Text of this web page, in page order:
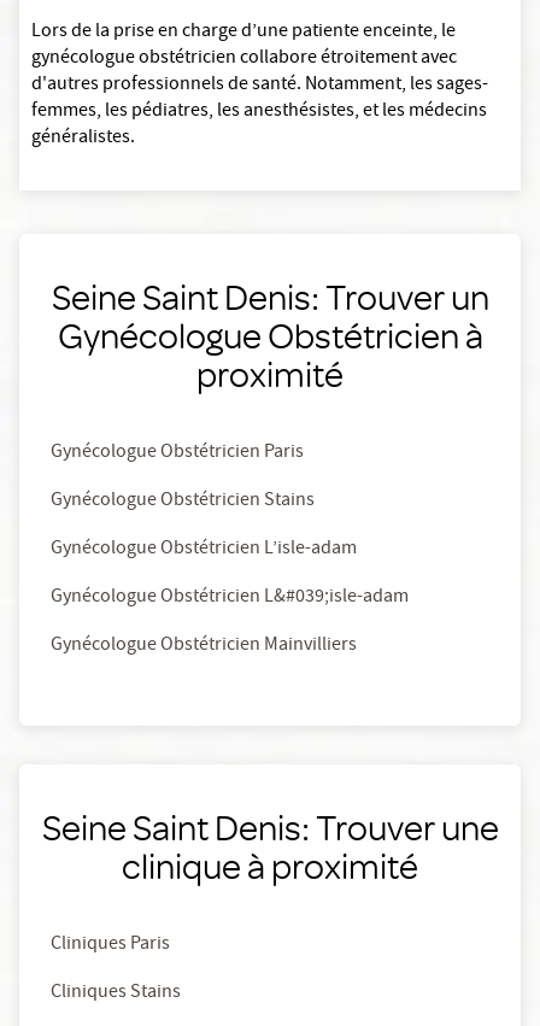
Lors de la prise en charge d’une patiente enceinte, le
gynécologue obstétricien collabore étroitement avec
d'autres professionnels de santé. Notamment, les sages-
femmes, les pédiatres, les anesthésistes, et les médecins
généralistes.
Seine Saint Denis: Trouver un
Gynécologue Obstétricien à
proximité
Gynécologue Obstétricien Paris
Gynécologue Obstétricien Stains
Gynécologue Obstétricien L’isle-adam
Gynécologue Obstétricien L&#039;isle-adam
Gynécologue Obstétricien Mainvilliers
Seine Saint Denis: Trouver une
clinique à proximité
Cliniques Paris
Cliniques Stains